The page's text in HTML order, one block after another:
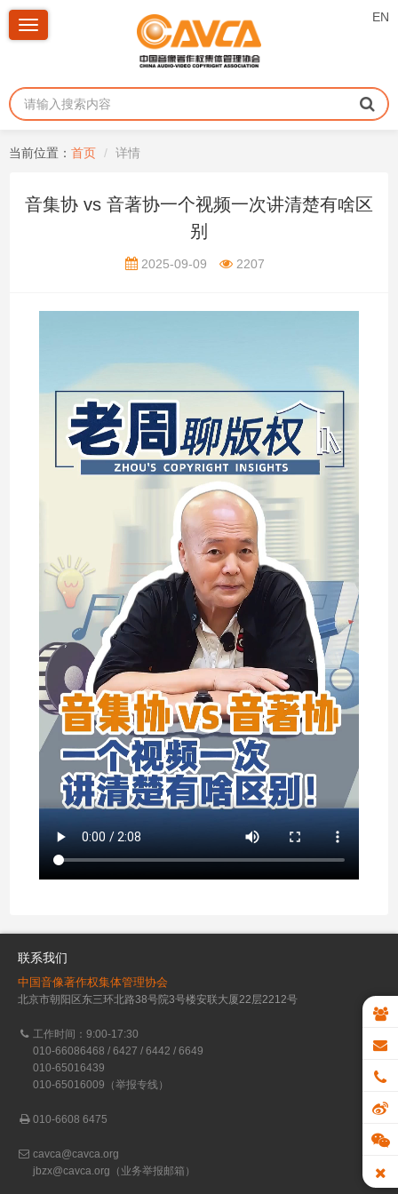
EN
Toggle
当前位置： 首页 详情
音集协 vs 音著协一个视频一次讲清楚有啥区
别
2025-09-09 2207
联系我们
中国音像著作权集体管理协会
北京市朝阳区东三环北路38号院3号楼安联大厦22层2212号
工作时间：9:00-17:30
010-66086468 / 6427 / 6442 / 6649
010-65016439
010-65016009（举报专线）
010-6608 6475
cavca@cavca.org
jbzx@cavca.org （业务举报邮箱）